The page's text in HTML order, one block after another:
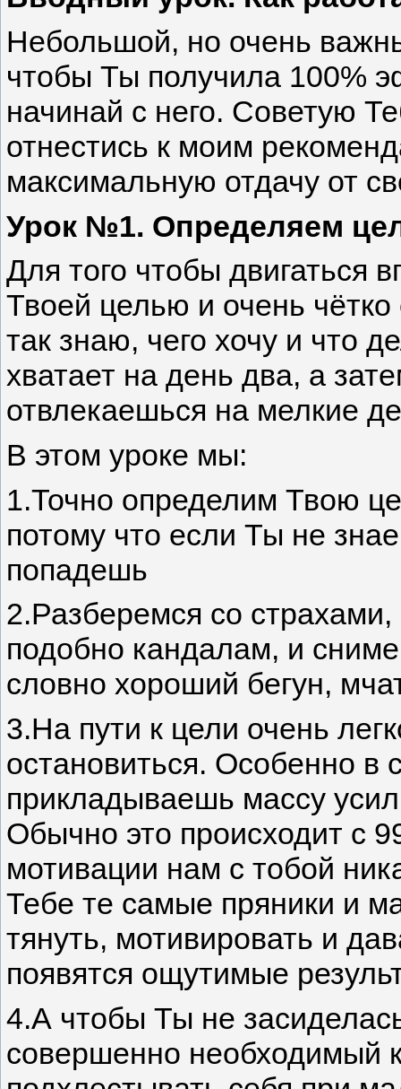
Небольшой, но очень
чтобы Ты получила 100%
начинай с него. Советую
отнестись к моим
максимальную отдачу от
Урок №1. Определяем
Для того чтобы двигаться
Твоей целью и очень
так знаю, чего хочу и что
хватает на день два, а
отвлекаешься на мелкие
В этом уроке мы:
1.Точно определим Твою
потому что если Ты не
попадешь
2.Разберемся со
подобно кандалам, и
словно хороший бегун,
3.На пути к цели очень
остановиться. Особенно в
прикладываешь массу
Обычно это происходит с
мотивации нам с тобой
Тебе те самые пряники и
тянуть, мотивировать и
появятся ощутимые
4.А чтобы Ты не
совершенно необходимый